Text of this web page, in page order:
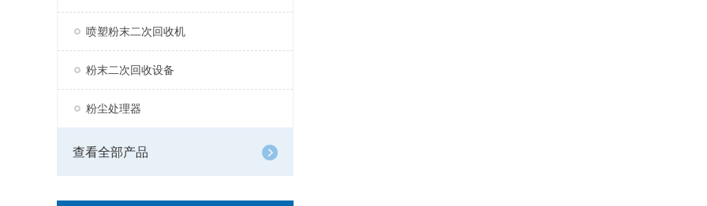
喷塑粉末二次回收机
粉末二次回收设备
粉尘处理器
查看全部产品